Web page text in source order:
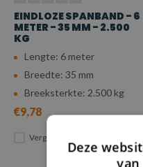
EINDLOZE SPANBAND - 6
METER - 35 MM - 2.500
KG
Lengte: 6 meter
Breedte: 35 mm
Breeksterkte: 2.500 kg
€9,78
Vergelijk
Deze
van